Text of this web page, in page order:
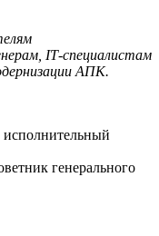
IT‑специалистам
АПК.
исполнительный
генерального